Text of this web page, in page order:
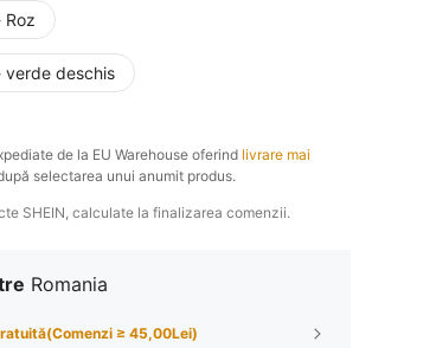
Roz
verde deschis
de la EU Warehouse oferind livrare mai
selectarea unui anumit produs.
SHEIN, calculate la finalizarea comenzii.
Romania
≥ 45,00Lei)